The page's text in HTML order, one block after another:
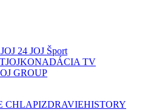
JOJ 24 JOJ Šport
JOJKONADÁCIA TV
GROUP
CHLAPIZDRAVIEHISTORY